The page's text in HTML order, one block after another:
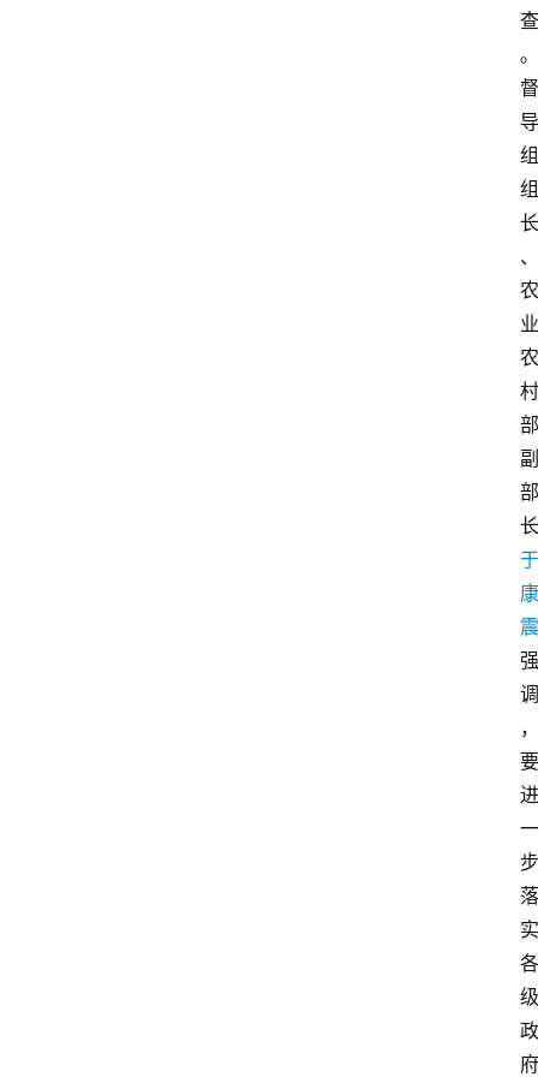
查
。
督
导
组
组
长
、
农
业
农
村
部
副
部
长
于
康
震
强
调
，
要
进
一
步
落
实
各
级
政
府